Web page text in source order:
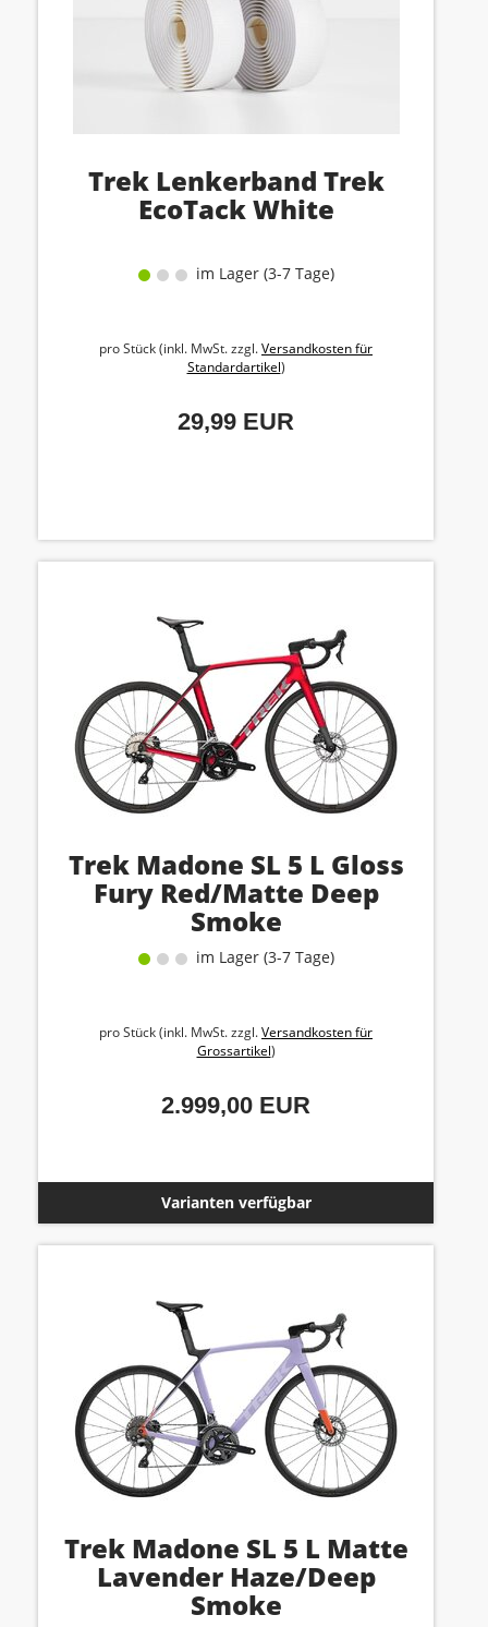
Trek Lenkerband Trek
EcoTack White
im Lager (3-7 Tage)
pro Stück (inkl. MwSt. zzgl.Versandkosten für
Standardartikel)
29,99 EUR
Trek Madone SL 5 L Gloss
Fury Red/Matte Deep
Smoke
im Lager (3-7 Tage)
pro Stück (inkl. MwSt. zzgl.Versandkosten für
Grossartikel)
2.999,00 EUR
Varianten verfügbar
Trek Madone SL 5 L Matte
Lavender Haze/Deep
Smoke